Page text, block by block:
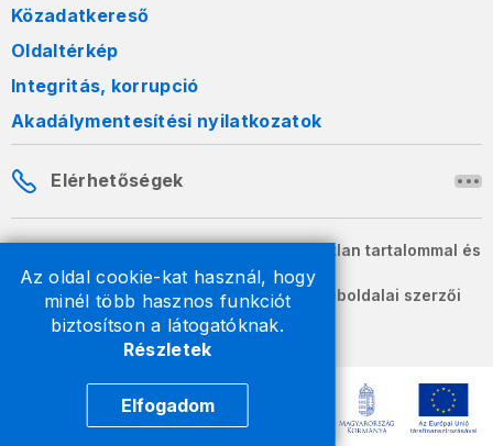
Az oldal cookie-kat használ, hogy
minél több hasznos funkciót
biztosítson a látogatóknak.
Részletek
Elfogadom
Közadatkereső
Oldaltérkép
Integritás, korrupció
Akadálymentesítési nyilatkozatok
Elérhetőségek
A honlapon szereplő információk változatlan tartalommal és
formában szabadon terjeszthetők.
2026 © A Nemzeti Adó- és Vámhivatal weboldalai szerzői
jogvédelem alatt állnak.